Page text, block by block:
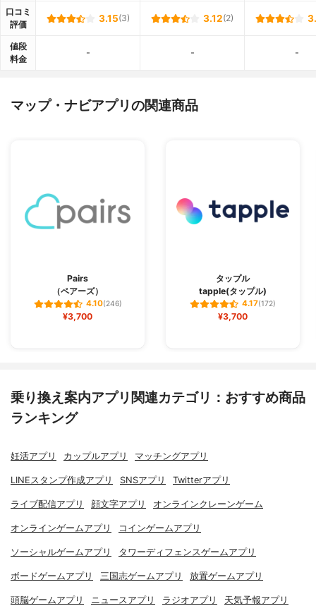
口コミ
評価
3.15(3) 3.12(2)
値段
料金
- - -
マップ・ナビアプリの関連商品
Pairs
（ペアーズ）
4.10(246)
¥3,700
タップル
tapple(タップル)
4.17(172)
¥3,700
乗り換え案内アプリ関連カテゴリ：おすすめ商品
ランキング
妊活アプリ カップルアプリ マッチングアプリ
LINEスタンプ作成アプリ SNSアプリ Twitterアプリ
ライブ配信アプリ 顔文字アプリ オンラインクレーンゲーム
オンラインゲームアプリ コインゲームアプリ
ソーシャルゲームアプリ タワーディフェンスゲームアプリ
ボードゲームアプリ 三国志ゲームアプリ 放置ゲームアプリ
頭脳ゲームアプリ ニュースアプリ ラジオアプリ 天気予報アプリ